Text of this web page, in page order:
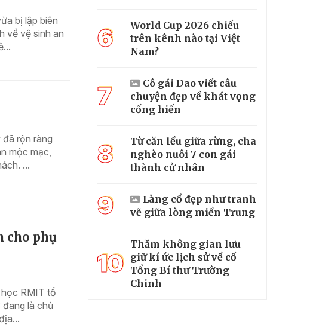
bị lập biên
về vệ sinh an
rộn ràng
mộc mạc,
...
cho phụ
RMIT tổ
là chủ
6
World Cup 2026 chiếu
trên kênh nào tại Việt
Nam?
7
Cô gái Dao viết câu
chuyện đẹp về khát vọng
cống hiến
8
Từ căn lều giữa rừng, cha
nghèo nuôi 7 con gái
thành cử nhân
9
Làng cổ đẹp như tranh
vẽ giữa lòng miền Trung
10
Thăm không gian lưu
giữ kí ức lịch sử về cố
Tổng Bí thư Trường
Chinh